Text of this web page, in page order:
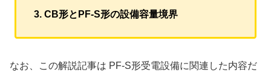
CB形とPF-S形の設備容量境界
なお、この解説記事は PF-S形受電設備に関連した内容だ